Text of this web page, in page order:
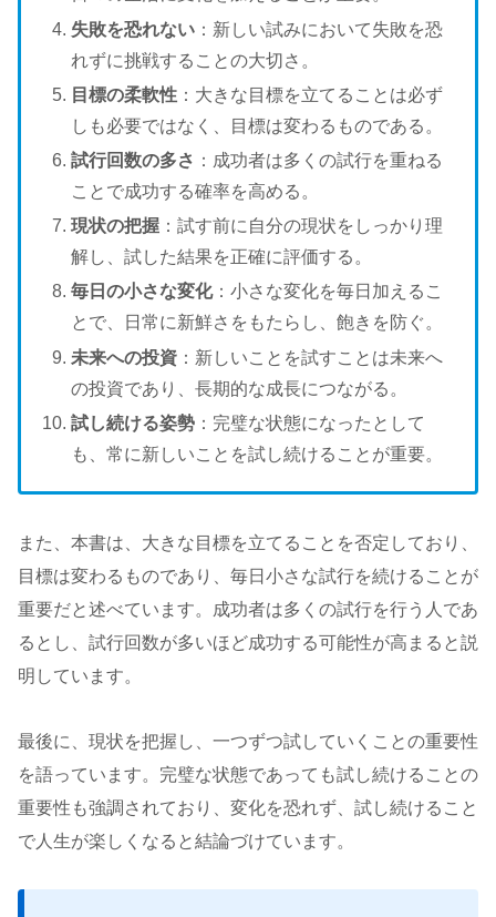
失敗を恐れない ：新しい試みにおいて失敗を恐
れずに挑戦することの大切さ。
目標の柔軟性 ：大きな目標を立てることは必ず
しも必要ではなく、目標は変わるものである。
試行回数の多さ ：成功者は多くの試行を重ねる
ことで成功する確率を高める。
現状の把握 ：試す前に自分の現状をしっかり理
解し、試した結果を正確に評価する。
毎日の小さな変化：小さな変化を毎日加えるこ
とで、日常に新鮮さをもたらし、飽きを防ぐ。
未来への投資 ：新しいことを試すことは未来へ
の投資であり、長期的な成長につながる。
試し続ける姿勢 ：完璧な状態になったとして
も、常に新しいことを試し続けることが重要。
また、本書は、大きな目標を立てることを否定しており、
目標は変わるものであり、毎日小さな試行を続けることが
重要だと述べています。成功者は多くの試行を行う人であ
るとし、試行回数が多いほど成功する可能性が高まると説
明しています。
最後に、現状を把握し、一つずつ試していくことの重要性
を語っています。完璧な状態であっても試し続けることの
重要性も強調されており、変化を恐れず、試し続けること
で人生が楽しくなると結論づけています。